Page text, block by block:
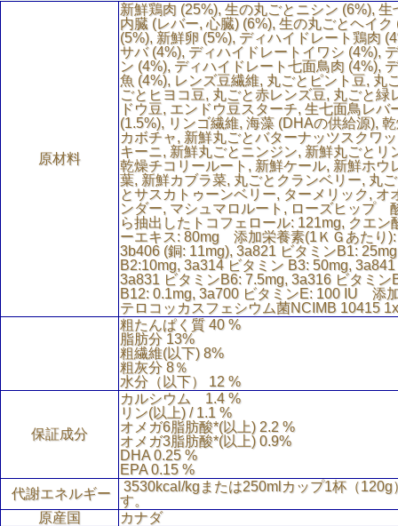
原材料
新鮮鶏肉 (25%), 生の丸ごとニシン (6%),
内臓 (レバー, 心臓) (6%), 生の丸ごとヘイ
(5%), 新鮮卵 (5%), ディハイドレート鶏肉
サバ (4%), ディハイドレートイワシ (4%),
ン (4%), ディハイドレート七面鳥肉 (4%),
魚 (4%), レンズ豆繊維, 丸ごとピント豆, 丸
ごとヒヨコ豆, 丸ごと赤レンズ豆, 丸ごと緑
ドウ豆, エンドウ豆スターチ, 生七面鳥レバ
(1.5%), リンゴ繊維, 海藻 (DHAの供給源),
カボチャ, 新鮮丸ごとバターナッツスクワ
キーニ, 新鮮丸ごとニンジン, 新鮮丸ごとリ
乾燥チコリールート, 新鮮ケール, 新鮮ホウ
葉, 新鮮カブラ菜, 丸ごとクランベリー, 丸
とサスカトゥーンベリー, ターメリック, オ
ンダー, マシュマロルート, ローズヒップ
ら抽出したトコフェロール: 121mg, クエン
ーエキス: 80mg 添加栄養素(1ＫＧあたり):
3b406 (銅: 11mg), 3a821 ビタミンB1:
B2:10mg, 3a314 ビタミン B3: 50mg,
3a831 ビタミンB6: 7.5mg, 3a316 ビタミン
B12: 0.1mg, 3a700 ビタミンE: 100 IU 添
テロコッカスフェシウム菌NCIMB 10415
粗たんぱく質 40 %
脂肪分 13%
粗繊維(以下) 8%
粗灰分 8％
水分（以下） 12 %
保証成分
カルシウム 1.4 %
リン(以上) / 1.1 %
オメガ6脂肪酸*(以上) 2.2 %
オメガ3脂肪酸*(以上) 0.9%
DHA 0.25 %
EPA 0.15 %
代謝エネルギー
3530kcal/kgまたは250mlカップ1杯（
す。
原産国
カナダ